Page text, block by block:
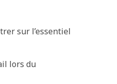
sur l’essentiel
lors du